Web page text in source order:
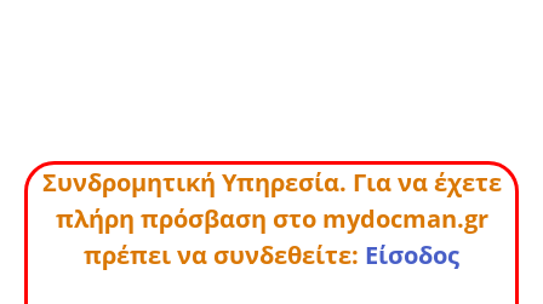
Συνδρομητική Υπηρεσία. Για να έχετε
πλήρη πρόσβαση στο mydocman.gr
πρέπει να συνδεθείτε: Είσοδος